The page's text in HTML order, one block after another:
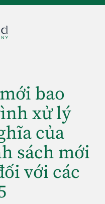
bao
xử lý
của
sách mới
với các